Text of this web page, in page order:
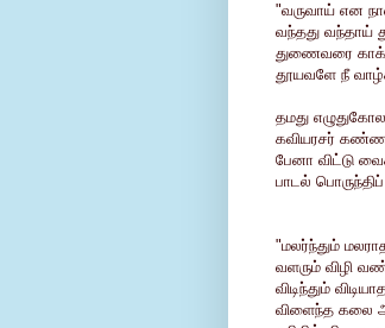
"வருவாய் என
வந்தது வந்தாய்
துணைவரை
தூயவளே நீ
தமது
கவியரசர்
பேனா விட்டு
பாடல்
"மலர்ந்தும்
வளரும் விழி
விடிந்தும்
விளைந்த கலை